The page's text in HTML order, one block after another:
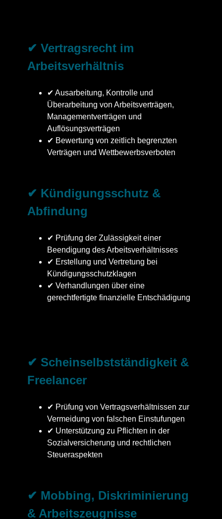
✔ Vertragsrecht im
Arbeitsverhältnis
✔ Ausarbeitung, Kontrolle und
Überarbeitung von Arbeitsverträgen,
Managementverträgen und
Auflösungsverträgen
✔ Bewertung von zeitlich begrenzten
Verträgen und Wettbewerbsverboten
✔ Kündigungsschutz &
Abfindung
✔ Prüfung der Zulässigkeit einer
Beendigung des Arbeitsverhältnisses
✔ Erstellung und Vertretung bei
Kündigungsschutzklagen
✔ Verhandlungen über eine
gerechtfertigte finanzielle Entschädigung
✔ Scheinselbstständigkeit &
Freelancer
✔ Prüfung von Vertragsverhältnissen zur
Vermeidung von falschen Einstufungen
✔ Unterstützung zu Pflichten in der
Sozialversicherung und rechtlichen
Steueraspekten
✔ Mobbing, Diskriminierung
& Arbeitszeugnisse